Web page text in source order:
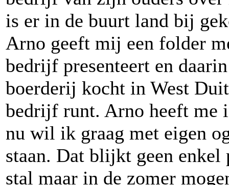
is er in de buurt land bij
Arno geeft mij een folder
bedrijf presenteert en
boerderij kocht in West
bedrijf runt. Arno heeft me
nu wil ik graag met eigen
staan. Dat blijkt geen enkel
stal maar in de zomer